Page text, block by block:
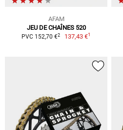
AFAM
JEU DE CHAÎNES 520
PVC 152,70 €2 137,43 €1